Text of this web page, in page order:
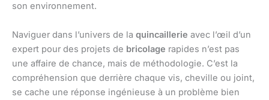
son environnement.
Naviguer dans l’univers de la quincaillerie avec l’œil d’un
expert pour des projets de bricolage rapides n’est pas
une affaire de chance, mais de méthodologie. C’est la
compréhension que derrière chaque vis, cheville ou joint,
se cache une réponse ingénieuse à un problème bien